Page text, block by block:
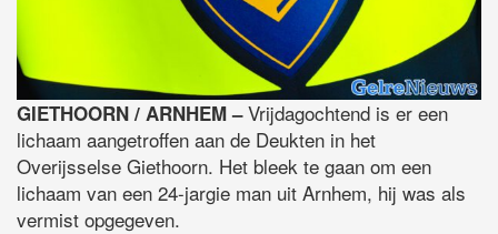
GIETHOORN / ARNHEM –Vrijdagochtend is er een
lichaam aangetroffen aan de Deukten in het
Overijsselse Giethoorn. Het bleek te gaan om een
lichaam van een 24-jargie man uit Arnhem, hij was als
vermist opgegeven.